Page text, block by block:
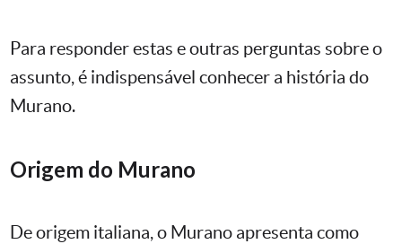
Para responder estas e outras perguntas sobre o
assunto, é indispensável conhecer a história do
Murano.
Origem do Murano
De origem italiana, o Murano apresenta como